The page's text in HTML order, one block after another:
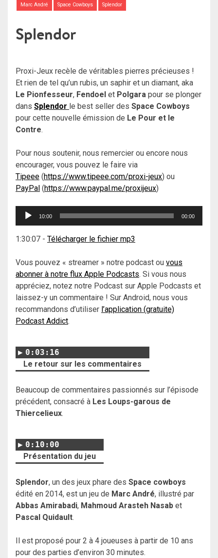
Marc André Space Cowboys Splendor
Splendor
Proxi-Jeux recèle de véritables pierres précieuses !
Et rien de tel qu’un rubis, un saphir et un diamant, aka
Le Pionfesseur, Fendoel et Polgara pour se plonger
dans Splendor le best seller des Space Cowboys
pour cette nouvelle émission de Le Pour et le
Contre.
Pour nous soutenir, nous remercier ou encore nous
encourager, vous pouvez le faire via
Tipeee (https://www.tipeee.com/proxi-jeux) ou
PayPal (https://www.paypal.me/proxijeux)
Lecteur
10:00 00:00
1:30:07 - Télécharger le fichier mp3
Vous pouvez « streamer » notre podcast ou vous
abonner à notre flux Apple Podcasts. Si vous nous
appréciez, notez notre Podcast sur Apple Podcasts et
laissez-y un commentaire ! Sur Android, nous vous
recommandons d’utiliser l’application (gratuite)
Podcast Addict.
0:03:16
Le retour sur les commentaires
Beaucoup de commentaires passionnés sur l’épisode
précédent, consacré à Les Loups-garous de
Thiercelieux.
0:10:00
Présentation du jeu
Splendor, un des jeux phare des Space cowboys
édité en 2014, est un jeu de Marc André, illustré par
Abbas Amirabadi, Mahmoud Arasteh Nasab et
Pascal Quidault.
Il est proposé pour 2 à 4 joueuses à partir de 10 ans
pour des parties d’environ 30 minutes.